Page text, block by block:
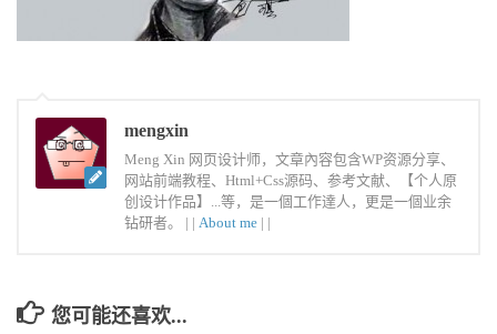
mengxin
Meng Xin 网页设计师，文章內容包含WP资源分享、
网站前端教程、Html+Css源码、参考文献、【个人原
创设计作品】...等，是一個工作達人，更是一個业余
钻研者。 | | About me | |
您可能还喜欢...